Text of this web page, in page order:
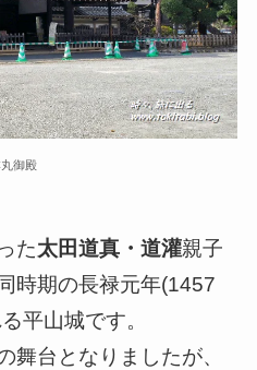
御殿
た太田道真・道灌親子
時期の長禄元年(1457
平山城です。
舞台となりましたが、